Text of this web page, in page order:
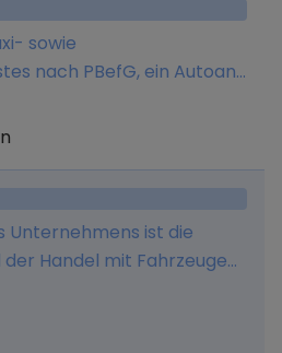
sowie
nach PBefG, ein Autoan-
Unternehmens ist die
Handel mit Fahrzeugen,
und Tätigkeiten.